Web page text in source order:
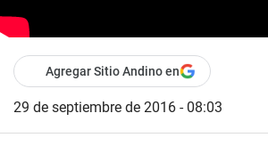
Agregar Sitio Andino en
29 de septiembre de 2016 - 08:03